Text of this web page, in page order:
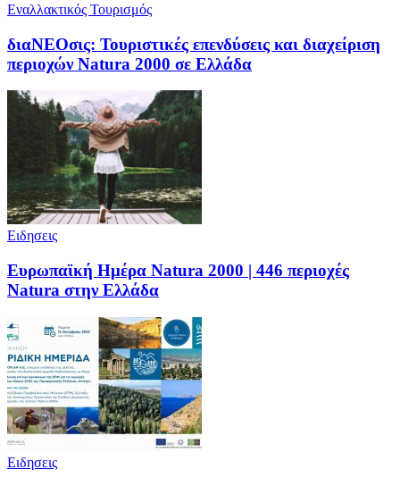
Εναλλακτικός Τουρισμός
διαΝΕΟσις: Τουριστικές επενδύσεις και διαχείριση
περιοχών Natura 2000 σε Ελλάδα
Ειδησεις
Ευρωπαϊκή Ημέρα Natura 2000 | 446 περιοχές
Νatura στην Ελλάδα
Ειδησεις